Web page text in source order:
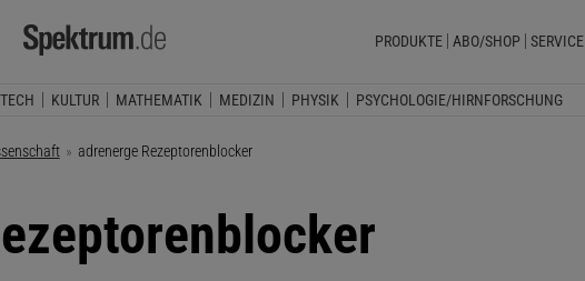
PRODUKTE ABO/SHOP SERVICE
KULTUR MATHEMATIK MEDIZIN PHYSIK PSYCHOLOGIE/HIRNFORSCHUNG
Aktuelle Seite:
adrenerge Rezeptorenblocker